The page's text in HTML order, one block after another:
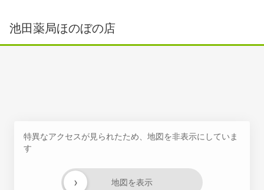
池田薬局ほのぼの店
特異なアクセスが見られたため、地図を非表示にしていま
す
地図を表示
›